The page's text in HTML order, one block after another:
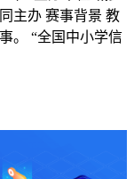
主办 赛事背景 教
。 “全国中小学信